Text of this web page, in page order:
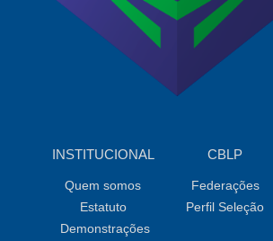
INSTITUCIONAL
Quem somos
Estatuto
Demonstrações
CBLP
Federações
Perfil Seleção